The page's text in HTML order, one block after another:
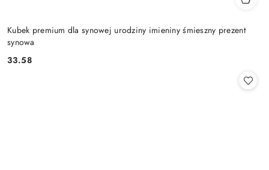
Kubek premium dla synowej urodziny imieniny śmieszny prezent
synowa
Cena:
33.58